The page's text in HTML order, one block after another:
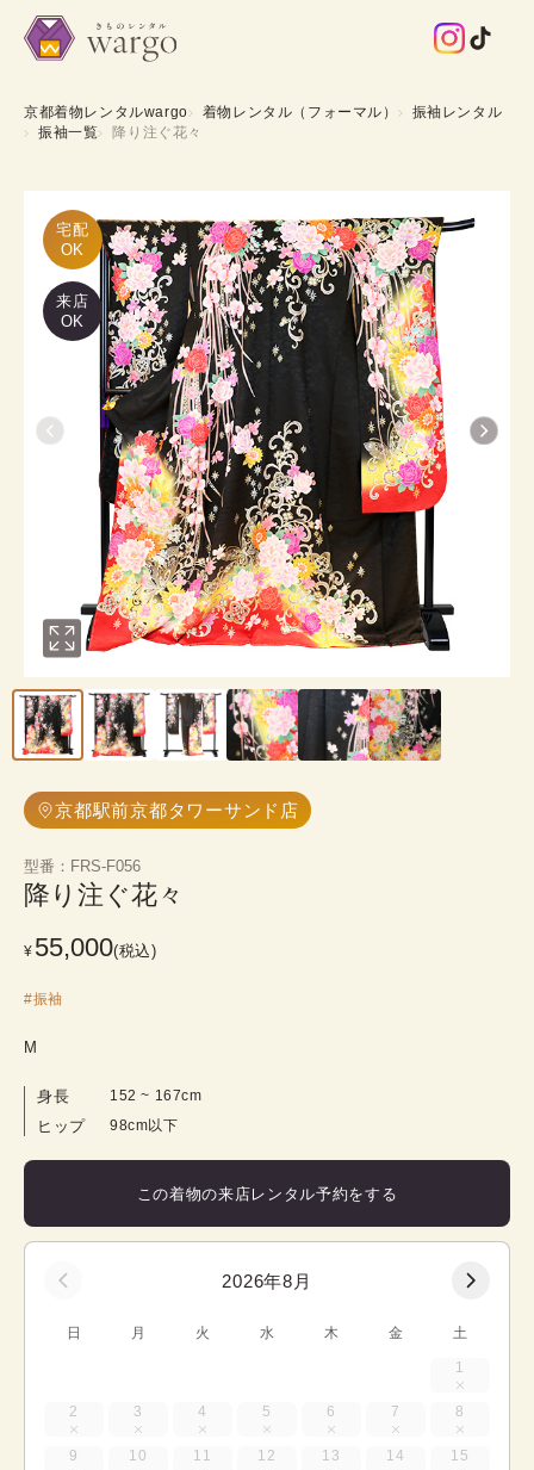
京都着物レンタルwargo 着物レンタル（フォーマル）
振袖レンタル
振袖一覧
降り注ぐ花々
宅配
OK
来店
OK
京都駅前京都タワーサンド店
型番 ： FRS-F056
降り注ぐ花々
¥ 55,000(税込)
#振袖
M
身長 152 ~ 167cm
ヒップ 98cm以下
この着物の来店レンタル予約をする
2026年8月
日 月 火 水 木 金 土
1
2 3 4 5 6 7 8
9 10 11 12 13 14 15